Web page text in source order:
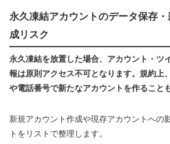
永久凍結アカウントのデータ保存
成リスク
永久凍結を放置した場合、アカウント・ツ
報は原則アクセス不可となります。規約上
や電話番号で新たなアカウントを作ること
新規アカウント作成や現存アカウントへの
トをリストで整理します。